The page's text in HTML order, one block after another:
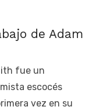
de Adam
fue un
escocés
vez en su